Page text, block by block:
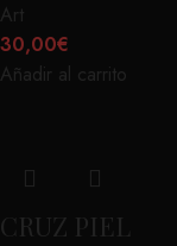
Art
30,00€
Añadir al carrito
CRUZ PIEL